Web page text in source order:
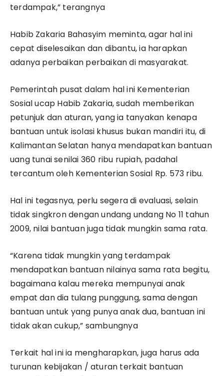
terdampak,” terangnya
Habib Zakaria Bahasyim meminta, agar hal ini
cepat diselesaikan dan dibantu, ia harapkan
adanya perbaikan perbaikan di masyarakat.
Pemerintah pusat dalam hal ini Kementerian
Sosial ucap Habib Zakaria, sudah memberikan
petunjuk dan aturan, yang ia tanyakan kenapa
bantuan untuk isolasi khusus bukan mandiri itu, di
Kalimantan Selatan hanya mendapatkan bantuan
uang tunai senilai 360 ribu rupiah, padahal
tercantum oleh Kementerian Sosial Rp. 573 ribu.
Hal ini tegasnya, perlu segera di evaluasi, selain
tidak singkron dengan undang undang No 11 tahun
2009, nilai bantuan juga tidak mungkin sama rata.
“Karena tidak mungkin yang terdampak
mendapatkan bantuan nilainya sama rata begitu,
bagaimana kalau mereka mempunyai anak
empat dan dia tulang punggung, sama dengan
bantuan untuk yang punya anak dua, bantuan ini
tidak akan cukup,” sambungnya
Terkait hal ini ia mengharapkan, juga harus ada
turunan kebijakan / aturan terkait bantuan